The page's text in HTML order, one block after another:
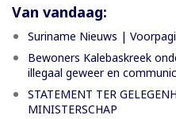
Van vandaag:
Suriname Nieuws |
Bewoners Kalebaskreek
illegaal geweer en
STATEMENT TER
MINISTERSCHAP